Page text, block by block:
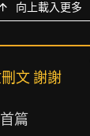
向上載入更多
文 謝謝